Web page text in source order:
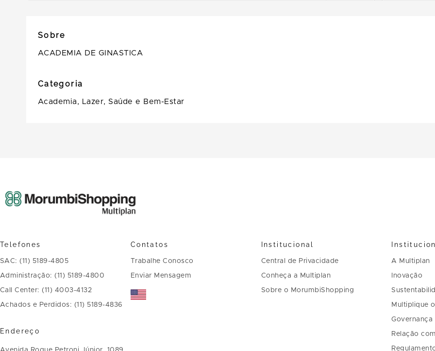
Sobre
ACADEMIA DE GINASTICA
Categoria
Academia, Lazer, Saúde e Bem-Estar
Telefones
SAC: (11) 5189-4805
Administração: (11) 5189-4800
Call Center: (11) 4003-4132
Achados e Perdidos: (11) 5189-4836
Endereço
Contatos
Trabalhe Conosco
Enviar Mensagem
Institucional
Central de Privacidade
Conheça a Multiplan
Sobre o MorumbiShopping
A Multiplan
Inovação
Multiplique
Governança
Relação